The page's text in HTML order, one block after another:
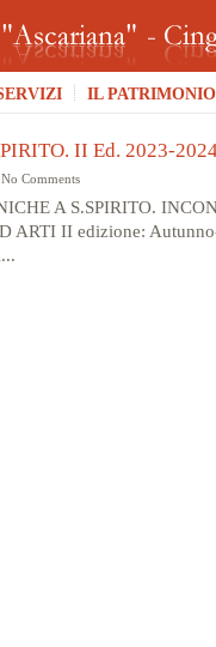
IL PATRIMONIO
II Ed. 2023-
No Comments
S.SPIRITO.
ARTI II edizione: